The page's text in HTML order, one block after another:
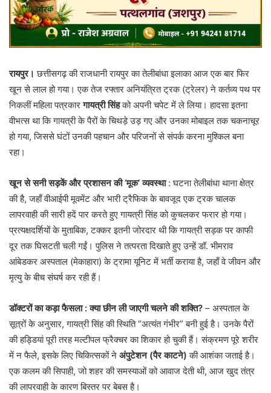
रायपुर। छत्तीसगढ़ की राजधानी रायपुर का तेलीबांधा इलाका आज एक बार फिर
खून से लाल हो गया। एक तेज रफ्तार अनियंत्रित ट्रक (ट्रेलर) ने कर्तव्य पथ पर
निकलीं महिला पत्रकारगायत्री सिंहको अपनी चपेट में ले लिया। हादसा इतना
वीभत्स था कि गायत्री के पैरों के चिथड़े उड़ गए और उनका मोबाइल तक चकनाचूर
हो गया, जिससे घंटों उनकी पहचान और परिजनों से संपर्क करना मुश्किल बना
रहा।
खून से सनी सड़कें और प्रशासन की ‘मूक’ व्यवस्था: घटना तेलीबांधा थाना क्षेत्र
की है, जहाँ वीआईपी मूवमेंट और भारी ट्रैफिक के बावजूद एक ट्रक चालक
लापरवाही की सारी हदें पार करते हुए गायत्री सिंह को कुचलकर फरार हो गया।
प्रत्यक्षदर्शियों के मुताबिक, टक्कर इतनी जोरदार थी कि गायत्री सड़क पर काफी
दूर तक घिसटती चली गईं। पुलिस ने तत्परता दिखाते हुए उन्हें डॉ. भीमराव
आंबेडकर अस्पताल (मेकाहारा) के ट्रामा यूनिट में भर्ती कराया है, जहाँ वे जीवन और
मृत्यु के बीच संघर्ष कर रही हैं।
डॉक्टरों का कड़ा फैसला : क्या छीन ली जाएगी चलने की शक्ति? – अस्पताल के
सूत्रों के अनुसार, गायत्री सिंह की स्थिति “अत्यंत गंभीर” बनी हुई है। उनके पैरों
की हड्डियां पूरी तरह मल्टीपल फ्रैक्चर का शिकार हो चुकी हैं। संक्रमण पूरे शरीर
में न फैले, इसके लिए चिकित्सकों ने अंपुटेशन (पैर काटने) की आशंका जताई है।
एक कलम की सिपाही, जो शहर की समस्याओं को आवाज देती थी, आज खुद तंत्र
की लापरवाही के कारण बिस्तर पर बेबस है।